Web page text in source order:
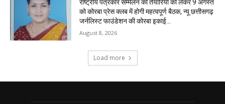
राष्ट्रीय पत्रकार सम्मेलन की तैयारियों को लेकर 9 अगस्त
को कोरबा प्रेस क्लब में होगी महत्वपूर्ण बैठक, न्यू छत्तीसगढ़
जर्नलिस्ट फाउंडेशन की कोरबा इकाई...
August 8, 2026
Load more